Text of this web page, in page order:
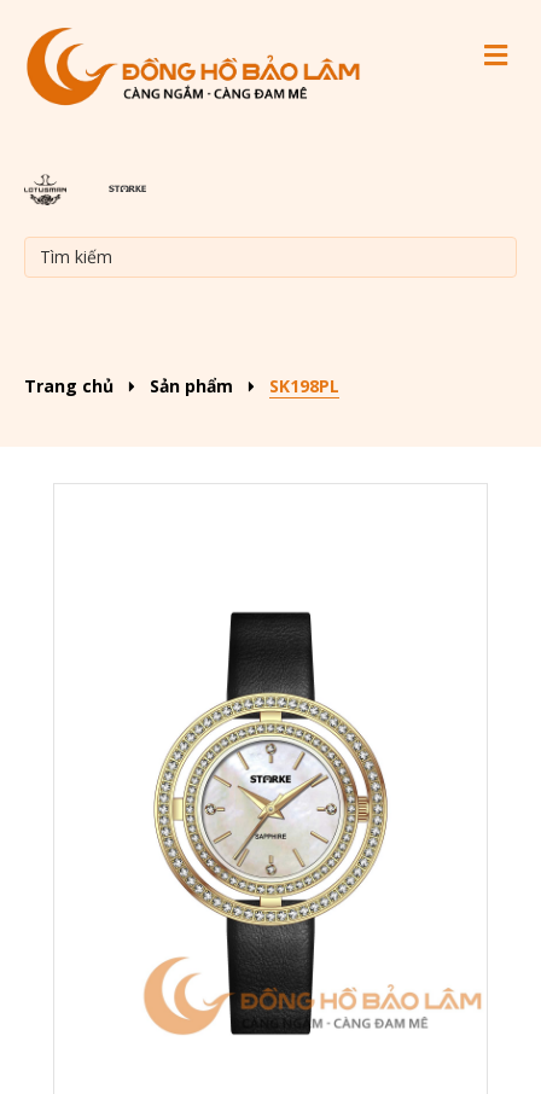
Trang chủ Sản phẩm SK198PL